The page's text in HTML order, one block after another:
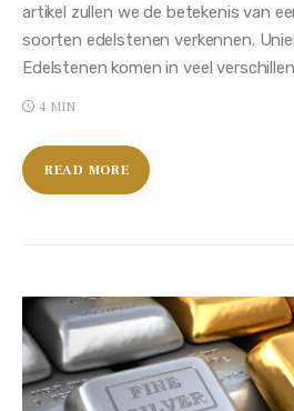
artikel zullen we de betekenis van
soorten edelstenen verkennen.
Edelstenen komen in veel
4 MIN
READ MORE